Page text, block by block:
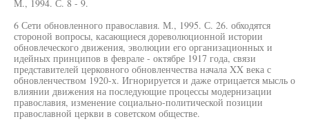
М., 1994. С. 8 - 9.
6 Сети обновленного православия. М., 1995. С. 26. обходятся
стороной вопросы, касающиеся дореволюционной истории
обновлеческого движения, эволюции его организационных и
идейных принципов в феврале - октябре 1917 года, связи
представителей церковного обновленчества начала XX века с
обновленчеством 1920-х. Игнорируется и даже отрицается мысль о
влиянии движения на последующие процессы модернизации
православия, изменение социально-политической позиции
православной церкви в советском обществе.